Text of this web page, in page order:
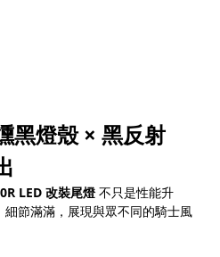
黑燈殼 × 黑反射
LED 改裝尾燈不只是性能升
節滿滿，展現與眾不同的騎士風